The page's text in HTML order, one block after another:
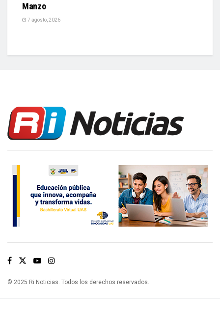
Manzo
7 agosto, 2026
© 2025 Ri Noticias. Todos los derechos reservados.